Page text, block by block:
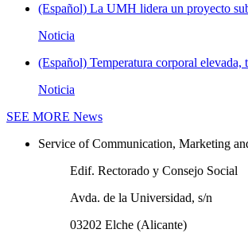
(Español) La UMH lidera un proyecto
Noticia
(Español) Temperatura corporal elevada,
Noticia
SEE MORE News
Service of Communication, Marketing
Edif. Rectorado y Consejo Social
Avda. de la Universidad, s/n
03202 Elche (Alicante)